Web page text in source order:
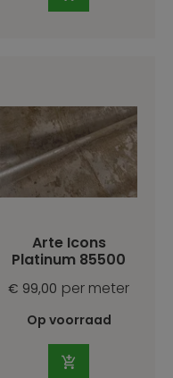
Arte Icons
Platinum 85500
€ 99,00 per meter
Op voorraad